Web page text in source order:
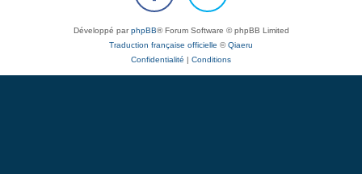
Développé parphpBB® Forum Software © phpBB Limited
Traduction française officielle ©Qiaeru
Confidentialité
Conditions